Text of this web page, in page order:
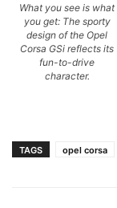
What you see is what
you get: The sporty
design of the Opel
Corsa GSi reflects its
fun-to-drive
character.
TAGS opel corsa